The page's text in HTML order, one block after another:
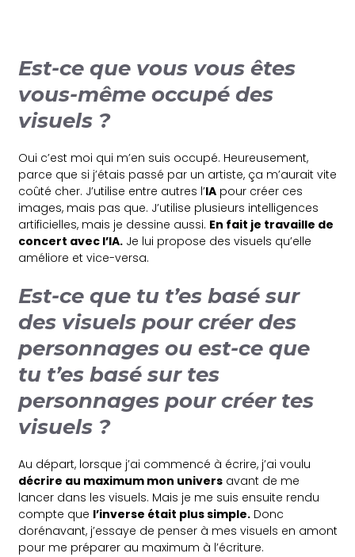
Est-ce que vous vous êtes
vous-même occupé des
visuels ?
Oui c’est moi qui m’en suis occupé. Heureusement,
parce que si j’étais passé par un artiste, ça m’aurait vite
coûté cher. J’utilise entre autres l’IA pour créer ces
images, mais pas que. J’utilise plusieurs intelligences
artificielles, mais je dessine aussi. En fait je travaille de
concert avec l’IA. Je lui propose des visuels qu’elle
améliore et vice-versa.
Est-ce que tu t’es basé sur
des visuels pour créer des
personnages ou est-ce que
tu t’es basé sur tes
personnages pour créer tes
visuels ?
Au départ, lorsque j’ai commencé à écrire, j’ai voulu
décrire au maximum mon univers avant de me
lancer dans les visuels. Mais je me suis ensuite rendu
compte que l’inverse était plus simple. Donc
dorénavant, j’essaye de penser à mes visuels en amont
pour me préparer au maximum à l’écriture.